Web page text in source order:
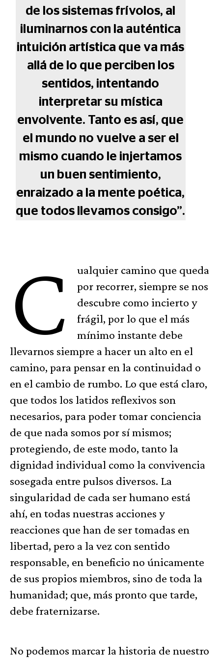
de los sistemas frívolos, al
iluminarnos con la auténtica
intuición artística que va más
allá de lo que perciben los
sentidos, intentando
interpretar su mística
envolvente. Tanto es así, que
el mundo no vuelve a ser el
mismo cuando le injertamos
un buen sentimiento,
enraizado a la mente poética,
que todos llevamos consigo”.
C
ualquier camino que queda
por recorrer, siempre se nos
descubre como incierto y
frágil, por lo que el más
mínimo instante debe
llevarnos siempre a hacer un alto en el
camino, para pensar en la continuidad o
en el cambio de rumbo. Lo que está claro,
que todos los latidos reflexivos son
necesarios, para poder tomar conciencia
de que nada somos por sí mismos;
protegiendo, de este modo, tanto la
dignidad individual como la convivencia
sosegada entre pulsos diversos. La
singularidad de cada ser humano está
ahí, en todas nuestras acciones y
reacciones que han de ser tomadas en
libertad, pero a la vez con sentido
responsable, en beneficio no únicamente
de sus propios miembros, sino de toda la
humanidad; que, más pronto que tarde,
debe fraternizarse.
No podemos marcar la historia de nuestro